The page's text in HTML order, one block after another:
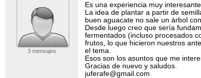
3 mensajes
Es una experiencia muy
La idea de plantar a partir de
buen aguacate no sale un árbol
Desde luego creo que sería
fermentados (incluso procesados
frutos, lo que hicieron nuestros
el tema.
Esos son los asuntos que me
Gracias de nuevo y saludos.
juferafe@gmail.com